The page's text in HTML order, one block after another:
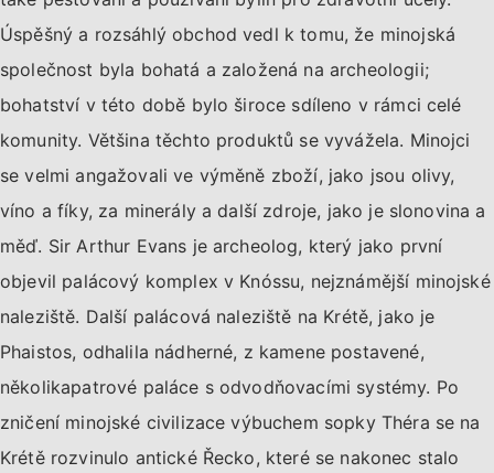
Úspěšný a rozsáhlý obchod vedl k tomu, že minojská
společnost byla bohatá a založená na archeologii;
bohatství v této době bylo široce sdíleno v rámci celé
komunity. Většina těchto produktů se vyvážela. Minojci
se velmi angažovali ve výměně zboží, jako jsou olivy,
víno a fíky, za minerály a další zdroje, jako je slonovina a
měď. Sir Arthur Evans je archeolog, který jako první
objevil palácový komplex v Knóssu, nejznámější minojské
naleziště. Další palácová naleziště na Krétě, jako je
Phaistos, odhalila nádherné, z kamene postavené,
několikapatrové paláce s odvodňovacími systémy. Po
zničení minojské civilizace výbuchem sopky Théra se na
Krétě rozvinulo antické Řecko, které se nakonec stalo